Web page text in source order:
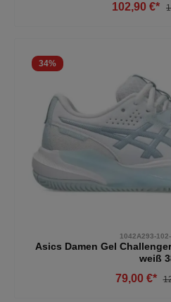
102,90 €*
34%
1042A293-
Asics Damen Gel
weiß
79,00 €*